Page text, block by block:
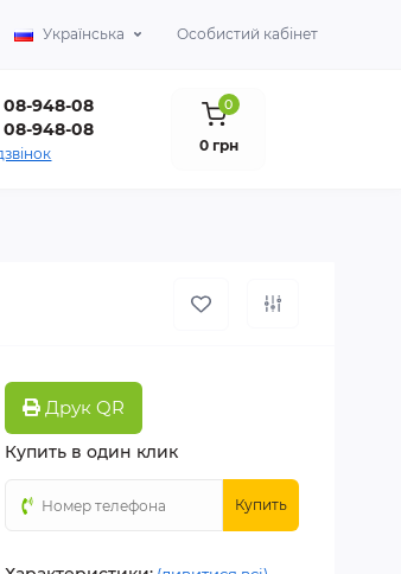
Українська Особистий кабінет
08-948-08
08-948-08
0
0 грн
Друк QR
Купить в один клик
Купить